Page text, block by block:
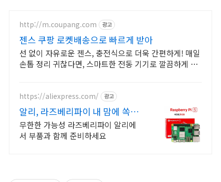
http://m.coupang.com 광고
젠스 쿠팡 로켓배송으로 빠르게 받아
선 없이 자유로운 젠스, 충전식으로 더욱 간편하게! 매일
손톱 정리 귀찮다면, 스마트한 전동 기기로 깔끔하게 관
https://aliexpress.com/ 광고
알리, 라즈베리파이 내 맘에 쏙드
는 오늘의 특가
무한한 가능성 라즈베리파이 알리에
서 부품과 함께 준비하세요